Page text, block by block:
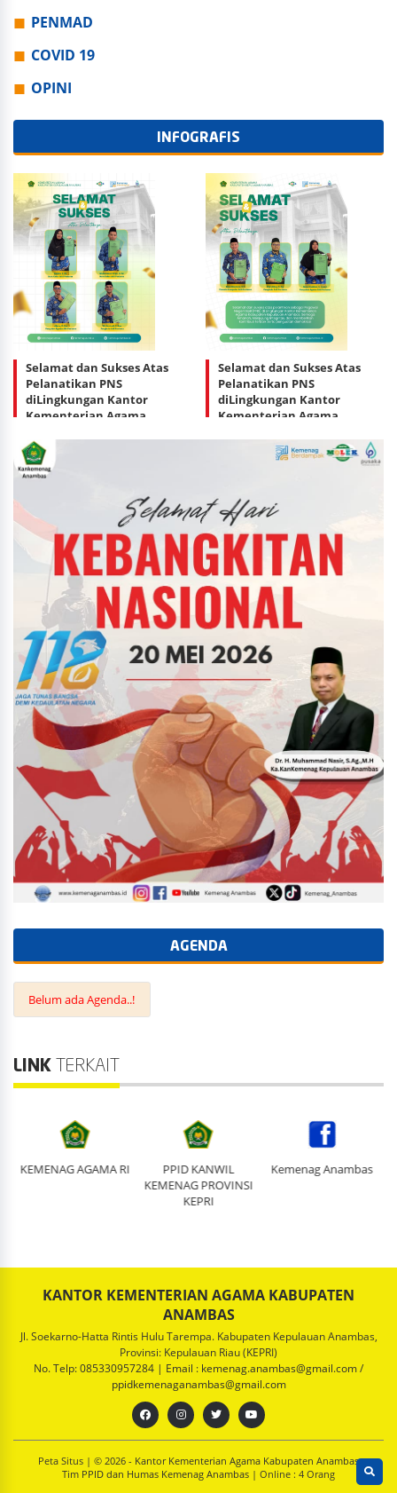
PENMAD
COVID 19
OPINI
INFOGRAFIS
Selamat dan Sukses Atas
Pelanatikan PNS
diLingkungan Kantor
Kementerian Agama
Anambas
Selamat dan Sukses Atas
Pelanatikan PNS
diLingkungan Kantor
Kementerian Agama
AGENDA
Belum ada Agenda..!
LINK TERKAIT
PPID KANWIL
Kemenag Anambas Kemenag_Anambas
KANTOR KEMENTERIAN AGAMA KABUPATEN
ANAMBAS
Jl. Soekarno-Hatta Rintis Hulu Tarempa. Kabupaten Kepulauan Anambas,
Provinsi: Kepulauan Riau (KEPRI)
No. Telp: 085330957284 | Email : kemenag.anambas@gmail.com /
ppidkemenaganambas@gmail.com
Peta Situs | © 2026 - Kantor Kementerian Agama Kabupaten Anambas
Tim PPID dan Humas Kemenag Anambas | Online : 4 Orang